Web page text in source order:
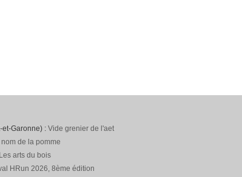
et-Garonne) : Vide grenier de l'aet
de la pomme
Les arts du bois
HRun 2026, 8ème édition